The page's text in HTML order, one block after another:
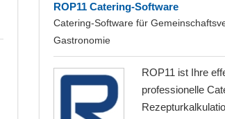
ROP11 Catering-Software
Catering-Software für
Gastronomie
ROP11 ist Ihre
professionelle